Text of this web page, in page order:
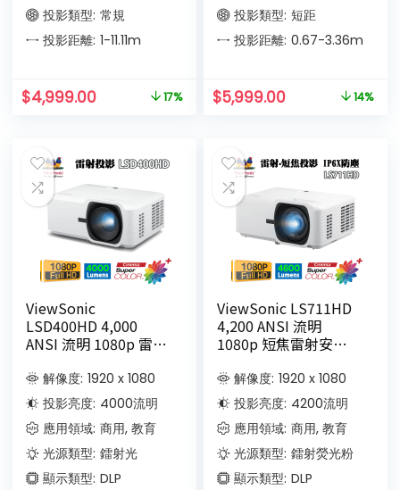
投影類型: 常規
投影距離: 1-11.11m
$4,999.00 17%
投影類型: 短距
投影距離: 0.67-3.36m
$5,999.00 14%
ViewSonic
LSD400HD 4,000
ANSI 流明 1080p 雷射
解像度: 1920 x 1080
投影亮度: 4000流明
應用領域: 商用, 教育
光源類型: 鐳射光
顯示類型: DLP
ViewSonic LS711HD
4,200 ANSI 流明
1080p 短焦雷射安裝
解像度: 1920 x 1080
投影亮度: 4200流明
應用領域: 商用, 教育
光源類型: 鐳射熒光粉
顯示類型: DLP